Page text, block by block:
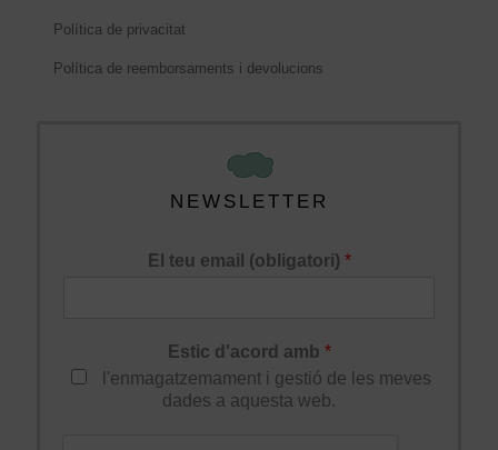
Política de privacitat
Política de reemborsaments i devolucions
NEWSLETTER
El teu email (obligatori) *
Estic d'acord amb *
l'enmagatzemament i gestió de les meves
dades a aquesta web.